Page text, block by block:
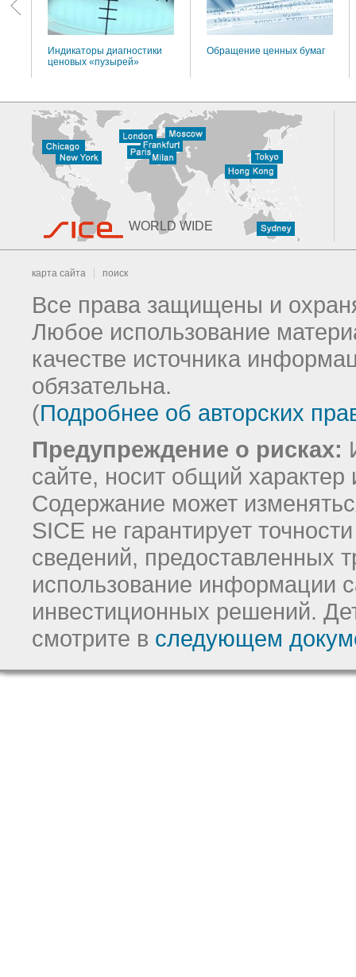
Индикаторы диагностики
ценовых «пузырей»
Обращение ценных бумаг
WORLD WIDE
карта сайта поиск
Все права защищены и
Любое использование
качестве источника
обязательна.
(Подробнее об авторских
Предупреждение о рисках:
сайте, носит общий
Содержание может
SICE не гарантирует
сведений, предоставленных
использование информации
инвестиционных решений.
смотрите в следующем